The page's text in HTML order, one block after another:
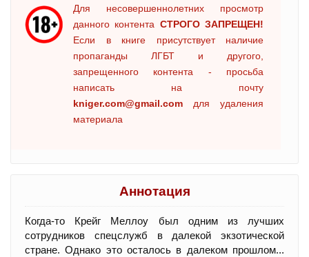
Для несовершеннолетних просмотр
данного контента СТРОГО ЗАПРЕЩЕН!
Если в книге присутствует наличие
пропаганды ЛГБТ и другого,
запрещенного контента - просьба
написать на почту
kniger.com@gmail.com для удаления
материала
Аннотация
Когда-то Крейг Меллоу был одним из лучших
сотрудников спецслужб в далекой экзотической
стране. Однако это осталось в далеком прошлом...